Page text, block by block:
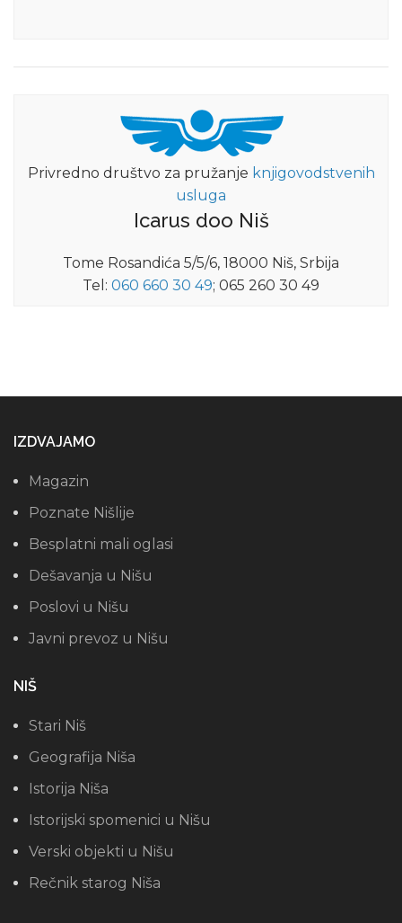
Privredno društvo za pružanje knjigovodstvenih
usluga
Icarus doo Niš
Tome Rosandića 5/5/6, 18000 Niš, Srbija
Tel: 060 660 30 49; 065 260 30 49
IZDVAJAMO
Magazin
Poznate Nišlije
Besplatni mali oglasi
Dešavanja u Nišu
Poslovi u Nišu
Javni prevoz u Nišu
NIŠ
Stari Niš
Geografija Niša
Istorija Niša
Istorijski spomenici u Nišu
Verski objekti u Nišu
Rečnik starog Niša